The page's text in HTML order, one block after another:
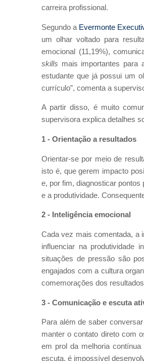
carreira profissional.
Segundo a Evermonte
um olhar voltado para
emocional (11,19%),
skills mais importantes para
estudante que já possui um
currículo”, comenta a
A partir disso, é muito
supervisora explica detalhes
1 - Orientação a resultados
Orientar-se por meio de
isto é, que gerem impacto
e, por fim, diagnosticar
e a produtividade.
2 - Inteligência emocional
Cada vez mais comentada, a
influenciar na produtividade
situações de pressão são
engajados com a cultura
comemorações dos
3 - Comunicação e escuta
Para além de saber
manter o contato direto com
em prol da melhoria
escuta, é impossível